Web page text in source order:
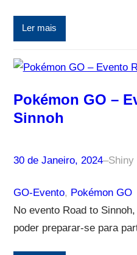
Ler mais
Pokémon GO –
Sinnoh
30 de Janeiro, 2024–Shiny
GO-Evento, Pokémon GO
No evento Road to
poder preparar-se para